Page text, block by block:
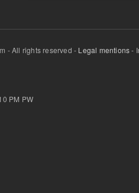
- All rights reserved - Legal mentions-
PM PW